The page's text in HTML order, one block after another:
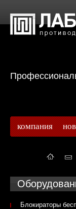
компания
Блокираторы